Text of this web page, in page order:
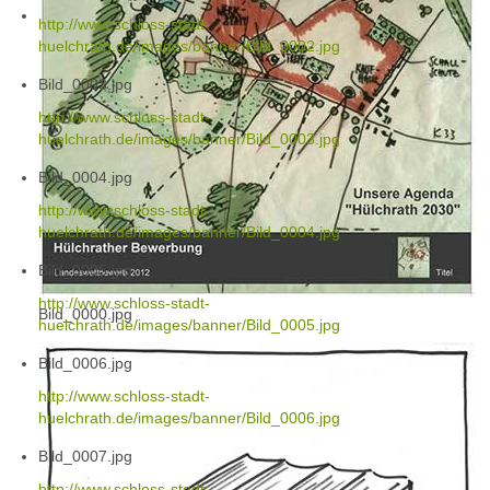
Bild_0000.jpg
http://www.schloss-stadt-
huelchrath.de/images/banner/Bild_0002.jpg
Bild_0003.jpg
http://www.schloss-stadt-
huelchrath.de/images/banner/Bild_0003.jpg
Bild_0004.jpg
http://www.schloss-stadt-
huelchrath.de/images/banner/Bild_0004.jpg
Bild_0005.jpg
http://www.schloss-stadt-
huelchrath.de/images/banner/Bild_0005.jpg
Bild_0006.jpg
http://www.schloss-stadt-
huelchrath.de/images/banner/Bild_0006.jpg
Bild_0007.jpg